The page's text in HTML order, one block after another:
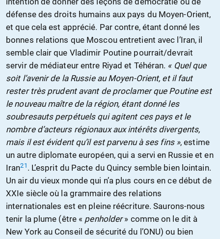
défense des droits humains aux pays du Moyen-Orient,
et que cela est apprécié. Par contre, étant donné les
bonnes relations que Moscou entretient avec l’Iran, il
semble clair que Vladimir Poutine pourrait/devrait
servir de médiateur entre Riyad et Téhéran. « Quel que
soit l’avenir de la Russie au Moyen-Orient, et il faut
rester très prudent avant de proclamer que Poutine est
le nouveau maître de la région, étant donné les
soubresauts perpétuels qui agitent ces pays et le
nombre d’acteurs régionaux aux intérêts divergents,
mais il est évident qu’il est parvenu à ses fins », estime
un autre diplomate européen, qui a servi en Russie et en
Iran21 . L’esprit du Pacte du Quincy semble bien lointain.
Un air du vieux monde qui n’a plus cours en ce début de
XXIe siècle où la grammaire des relations
internationales est en pleine réécriture. Saurons-nous
tenir la plume (être « penholder» comme on le dit à
New York au Conseil de sécurité du l’ONU) ou bien